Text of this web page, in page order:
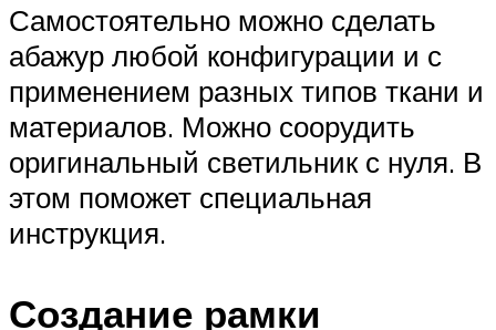
Самостоятельно можно сделать
абажур любой конфигурации и с
применением разных типов ткани и
материалов. Можно соорудить
оригинальный светильник с нуля. В
этом поможет специальная
инструкция.
Создание рамки